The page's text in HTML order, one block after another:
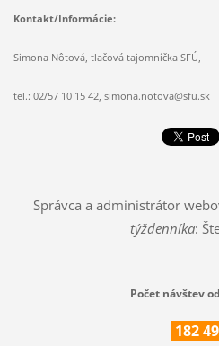
Kontakt/Informácie:
Simona Nôtová, tlačová tajomníčka SFÚ,
tel.: 02/57 10 15 42, simona.notova@sfu.sk
Správca a administrátor
týždenníka:
Počet návštev
182